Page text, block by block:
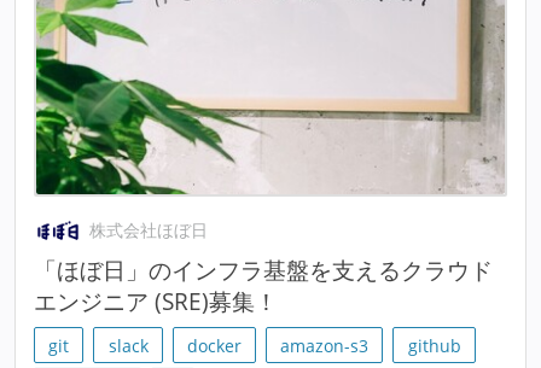
株式会社ほぼ日
「ほぼ日」のインフラ基盤を支えるクラウド
エンジニア (SRE)募集！
git slack docker amazon-s3
github